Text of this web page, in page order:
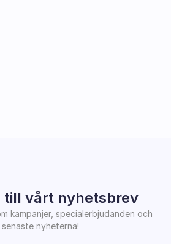
till vårt nyhetsbrev
kampanjer, specialerbjudanden och
senaste nyheterna!